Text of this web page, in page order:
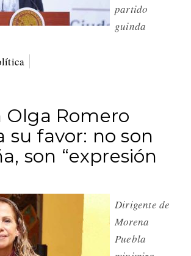
partido
guinda
Olga Romero
su favor: no son
son “expresión
Dirigente de
Morena
Puebla